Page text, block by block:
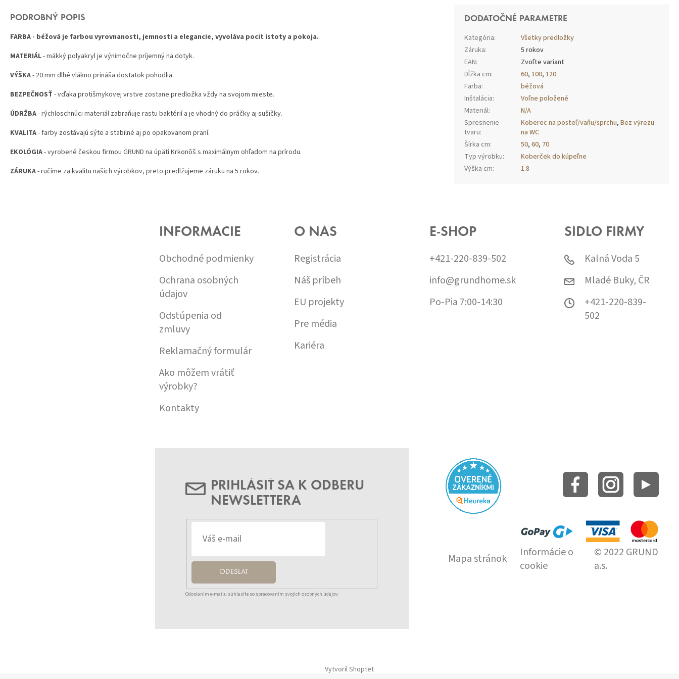
PODROBNÝ POPIS
FARBA - béžová je farbou vyrovnanosti, jemnosti a elegancie, vyvoláva pocit istoty a pokoja.
MATERIÁL- mäkký polyakryl je výnimočne príjemný na dotyk.
VÝŠKA- 20 mm dlhé vlákno prináša dostatok pohodlia.
BEZPEČNOSŤ - vďaka protišmykovej vrstve zostane predložka vždy na svojom mieste.
ÚDRŽBA- rýchloschnúci materiál zabraňuje rastu baktérií a je vhodný do práčky aj sušičky.
KVALITA- farby zostávajú sýte a stabilné aj po opakovanom praní.
EKOLÓGIA- vyrobené českou firmou GRUND na úpätí Krkonôš s maximálnym ohľadom na prírodu.
ZÁRUKA- ručíme za kvalitu našich výrobkov, preto predlžujeme záruku na 5 rokov.
DODATOČNÉ PARAMETRE
Kategória:
Všetky predložky
Záruka:
5 rokov
EAN:
Zvoľte variant
Dĺžka cm: 60, 100, 120
Farba:
béžová
Inštalácia:
Voľne položené
Materiál:
N/A
Spresnenie
tvaru:
Koberec na posteľ/vaňu/sprchu,Bez výrezu
na WC
Šírka cm: 50,60, 70
Typ výrobku:
Koberček do kúpeľne
Výška cm: 1.8
INFORMÁCIE
Obchodné podmienky
Ochrana osobných
údajov
Odstúpenia od
zmluvy
Reklamačný formulár
Ako môžem vrátiť
výrobky?
Kontakty
O NÁS
Registrácia
Náš príbeh
EU projekty
Pre média
Kariéra
E-SHOP
+421-220-839-502
info@grundhome.sk
Po-Pia 7:00-14:30
SÍDLO FIRMY
Kalná Voda 5
Mladé Buky, ČR
+421-220-839-
502
PRIHLÁSIŤ SA K ODBERU
NEWSLETTERA
ODESLAT
Odoslaním e-mailu súhlasíte so spracovaním svojich osobných údajov.
Mapa stránok
Informácie o
cookie
© 2022 GRUND
a.s.
Vytvoril Shoptet